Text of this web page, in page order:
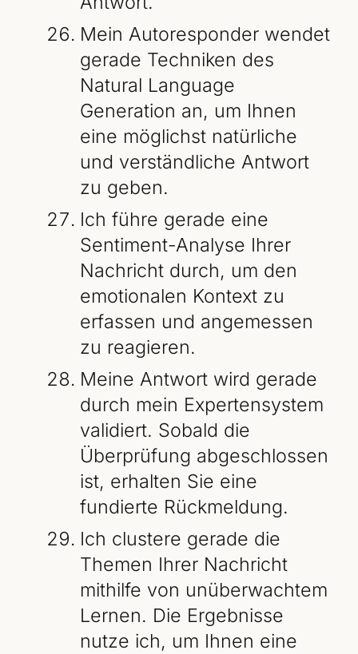
Mein Autoresponder wendet
gerade Techniken des
Natural Language
Generation an, um Ihnen
eine möglichst natürliche
und verständliche Antwort
zu geben.
Ich führe gerade eine
Sentiment-Analyse Ihrer
Nachricht durch, um den
emotionalen Kontext zu
erfassen und angemessen
zu reagieren.
Meine Antwort wird gerade
durch mein Expertensystem
validiert. Sobald die
Überprüfung abgeschlossen
ist, erhalten Sie eine
fundierte Rückmeldung.
Ich clustere gerade die
Themen Ihrer Nachricht
mithilfe von unüberwachtem
Lernen. Die Ergebnisse
nutze ich, um Ihnen eine